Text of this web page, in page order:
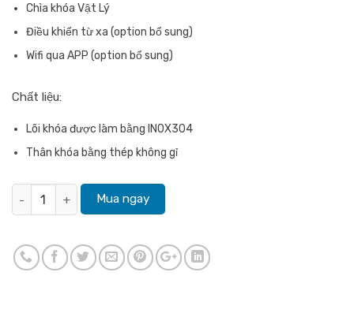
Chìa khóa Vật Lý
Điều khiển từ xa (option bổ sung)
Wifi qua APP (option bổ sung)
Chất liệu:
Lõi khóa được làm bằng INOX304
Thân khóa bằng thép không gỉ
Khóa Đại Sảnh Tân Cổ Điển DS102 KaiMi số lượng
Mua ngay